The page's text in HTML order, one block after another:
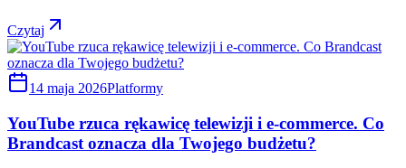
Czytaj
14 maja 2026Platformy
YouTube rzuca rękawicę telewizji i e-commerce. Co
Brandcast oznacza dla Twojego budżetu?